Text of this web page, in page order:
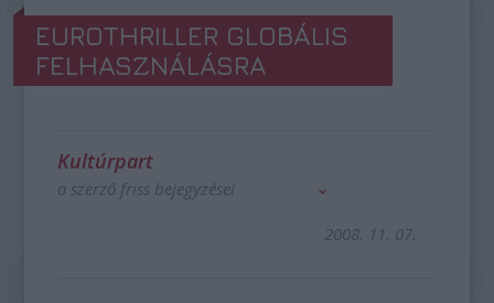
EUROTHRILLER GLOBÁLIS
FELHASZNÁLÁSRA
Kultúrpart
a szerző friss bejegyzései
2008. 11. 07.